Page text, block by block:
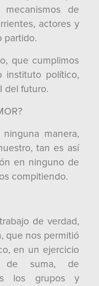
de
actores y
partido.
que cumplimos
instituto político,
del futuro.
manera,
tan es así
en ninguno de
compitiendo.
de verdad,
que nos permitió
en un ejercicio
de suma, de
los grupos y